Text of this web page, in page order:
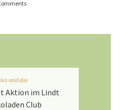
und das
Aktion im Lindt
Club